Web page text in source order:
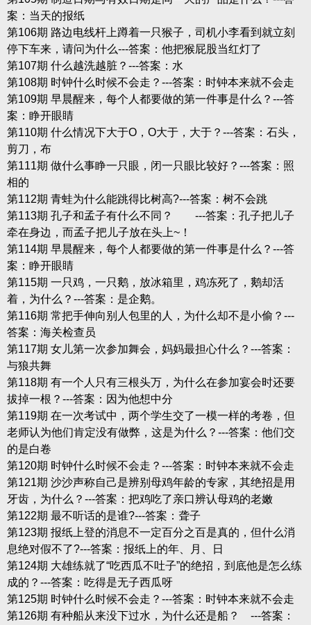
案：当天的报纸
第106期 路边电线杆上蹲着一只猴子，司机小李看到就立刻
停下车来，请问为什么---答案：他把猴屁股当红灯了
第107期 什么越洗越脏？---答案：水
第108期 时钟什么时候不会走？---答案：时钟本来就不会走
第109期 早晨醒来，每个人都要做的第一件事是什么？---答
案：睁开眼睛
第110期 什么情况下大于O，O大于，大于？---答案：石头，
剪刀，布
第111期 做什么事睁一只眼，闭一只眼比较好？---答案：照
相的
第112期 青蛙为什么能跳得比树高?---答案：树不会跳
第113期 孔子和孟子有什么不同？ ---答案：孔子把儿子
牵在身边，而孟子把儿子放在头上~！
第114期 早晨醒来，每个人都要做的第一件事是什么？---答
案：睁开眼睛
第115期 一只鸡，一只鹅，放冰箱里，鸡冻死了，鹅却活
着，为什么？---答案：是企鹅。
第116期 常把手伸向别人包里的人，为什么却不是小偷？---
答案：海关检查员
第117期 女儿第一次参加舞会，妈妈最担心什么？---答案：
与狼共舞
第118期 有一个人只有三根头万，为什么在参加宴会时还要
拔掉一根？---答案：因为他想中分
第119期 在一次考试中，两个学生交了一模一样的考卷，但
老师认为他们肯定没有做弊，这是为什么？---答案：他们交
的是白卷
第120期 时钟什么时候不会走？---答案：时钟本来就不会走
第121期 沙沙声称自己是辨别母鸡年龄的专家，其绝招是用
牙齿，为什么？---答案：把鸡吃了亲口辨认母鸡的老嫩
第122期 最不听话的是谁?---答案：聋子
第123期 报纸上登的消息不一定百分之百是真的，但什么消
息绝对假不了?---答案：报纸上的年、月、日
第124期 大雄练就了“吃西瓜不吐子”的绝招，到底他是怎么练
成的？---答案：吃得是无子西瓜呀
第125期 时钟什么时候不会走？---答案：时钟本来就不会走
第126期 有种船从来没下过水，为什么还是船？ ---答案：